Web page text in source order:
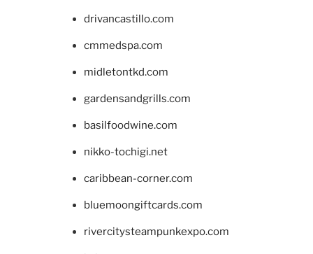
drivancastillo.com
cmmedspa.com
midletontkd.com
gardensandgrills.com
basilfoodwine.com
nikko-tochigi.net
caribbean-corner.com
bluemoongiftcards.com
rivercitysteampunkexpo.com